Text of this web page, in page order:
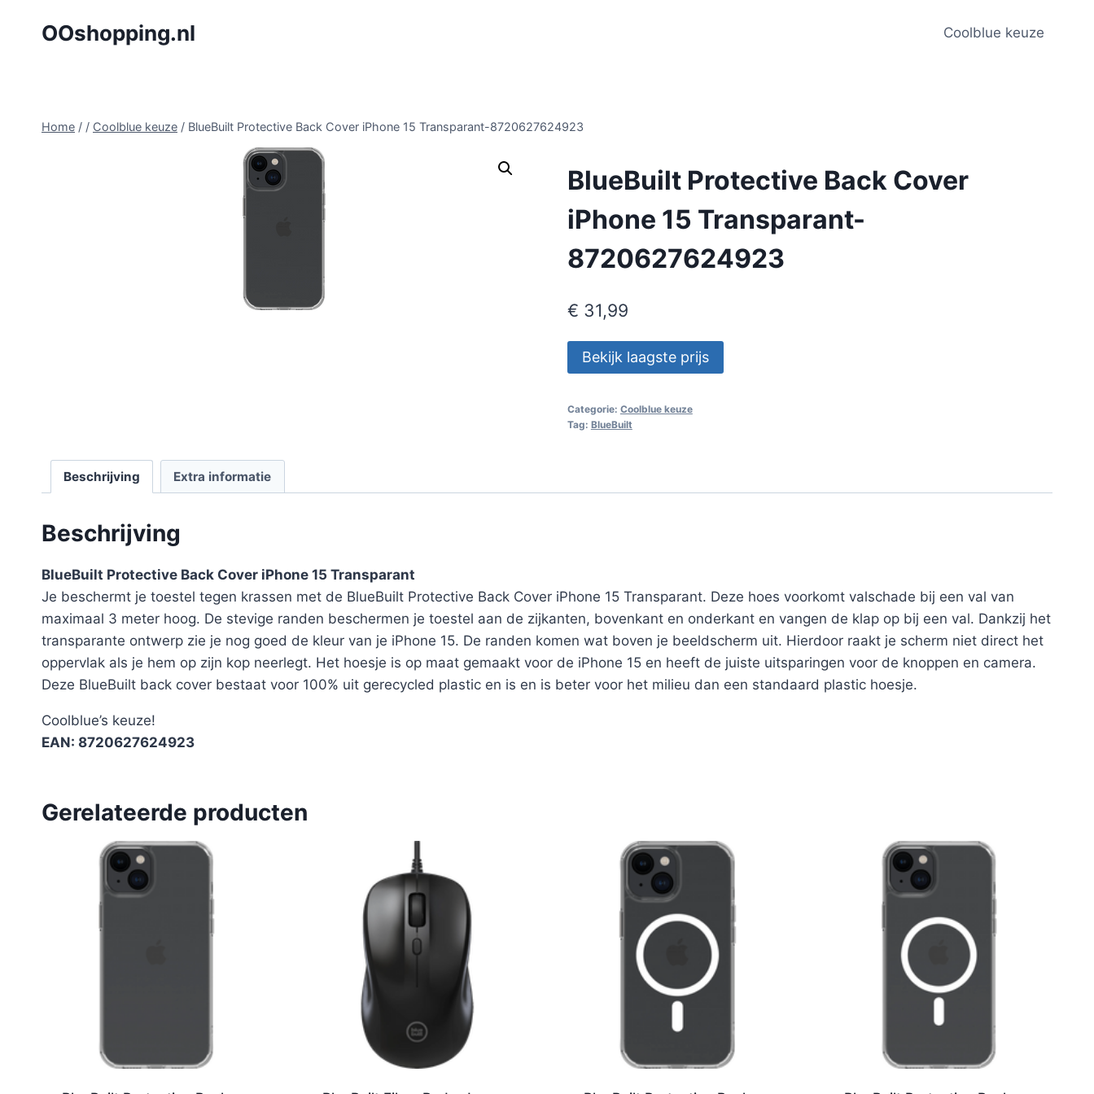
OOshopping.nl Coolblue keuze
Home / / Coolblue keuze / BlueBuilt Protective Back Cover iPhone 15 Transparant-8720627624923
BlueBuilt Protective Back Cover
iPhone 15 Transparant-
8720627624923
€ 31,99
Bekijk laagste prijs
Categorie: Coolblue keuze
Tag: BlueBuilt
Beschrijving Extra informatie
Beschrijving
BlueBuilt Protective Back Cover iPhone 15 Transparant
Je beschermt je toestel tegen krassen met de BlueBuilt Protective Back Cover iPhone 15 Transparant. Deze hoes voorkomt valschade bij een val van
maximaal 3 meter hoog. De stevige randen beschermen je toestel aan de zijkanten, bovenkant en onderkant en vangen de klap op bij een val. Dankzij het
transparante ontwerp zie je nog goed de kleur van je iPhone 15. De randen komen wat boven je beeldscherm uit. Hierdoor raakt je scherm niet direct het
oppervlak als je hem op zijn kop neerlegt. Het hoesje is op maat gemaakt voor de iPhone 15 en heeft de juiste uitsparingen voor de knoppen en camera.
Deze BlueBuilt back cover bestaat voor 100% uit gerecycled plastic en is en is beter voor het milieu dan een standaard plastic hoesje.
Coolblue’s keuze!
EAN: 8720627624923
Gerelateerde producten